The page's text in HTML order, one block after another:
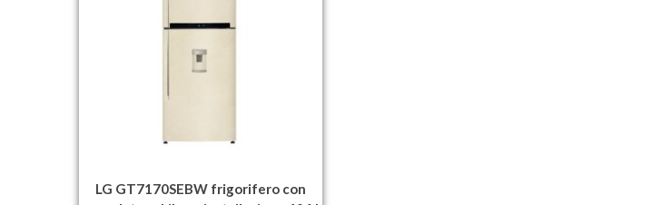
LG GT7170SEBW frigorifero con